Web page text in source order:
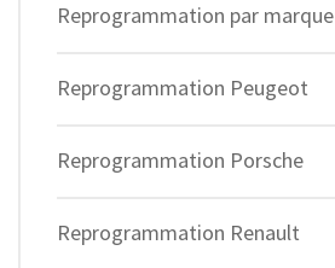
Reprogrammation par marque
Reprogrammation Peugeot
Reprogrammation Porsche
Reprogrammation Renault